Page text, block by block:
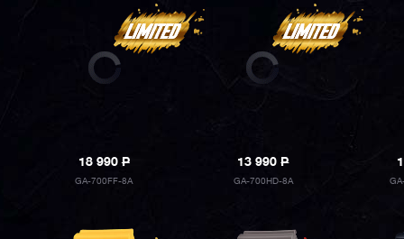
18 990P
GA-700FF-8A
13 990P
GA-700HD-8A